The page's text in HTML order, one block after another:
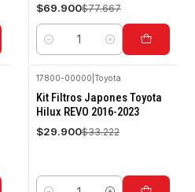
$69.900$77.667
Cantidad
-10%
OFF
17800-00000 Toyota
Kit Filtros Japones Toyota
Hilux REVO 2016-2023
$29.900$33.222